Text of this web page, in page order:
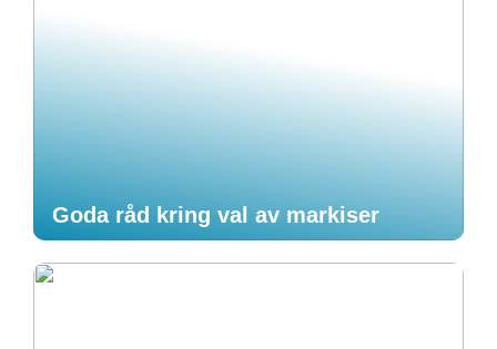
Goda råd kring val av markiser